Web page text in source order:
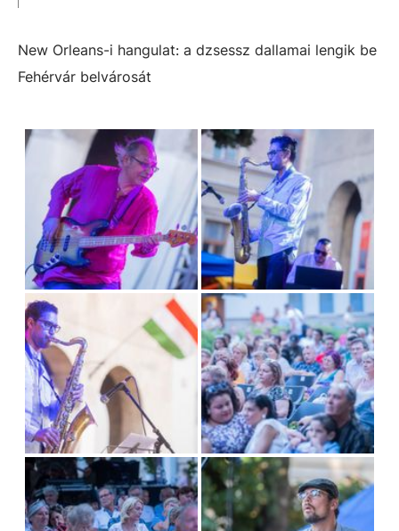
New Orleans-i hangulat: a dzsessz dallamai lengik be
Fehérvár belvárosát